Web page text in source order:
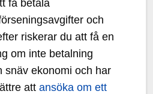
få betala
och
riskerar du att få en
om inte betalning
snäv ekonomi och har
attansöka om ett